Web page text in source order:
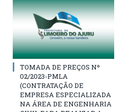
TOMADA DE PREÇOS Nº
02/2023-PMLA
(CONTRATAÇÃO DE
EMPRESA ESPECIALIZADA
NA ÁREA DE ENGENHARIA